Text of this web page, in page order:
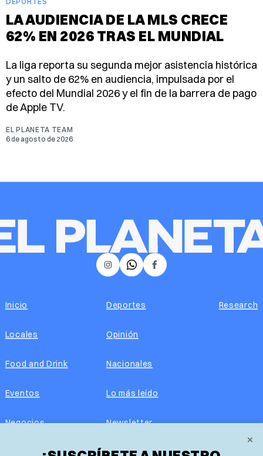
LA AUDIENCIA DE LA MLS CRECE
62% EN 2026 TRAS EL MUNDIAL
La liga reporta su segunda mejor asistencia histórica
y un salto de 62% en audiencia, impulsada por el
efecto del Mundial 2026 y el fin de la barrera de pago
de Apple TV.
EL PLANETA TEAM
6 de agosto de 2026
×
𝕏 Facebook
Instagram
Inicio
Locales
Food and Drink
Eventos
Negocios
Real Estate
Deportes
Opinión
Nacionales
Lo más leído
Newsletter
Edición impresa
Research